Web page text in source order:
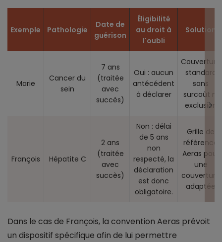
Exemple Pathologie
Date de
guérison
Éligibilité
au droit à
l'oubli
Solution
Marie
Cancer du
sein
7 ans
(traitée
avec
succès)
Oui : aucun
antécédent
à déclarer
Couverture
standard
sans
surcoût ni
exclusion
François Hépatite C
2 ans
(traitée
avec
succès)
Non : délai
de 5 ans
non
respecté, la
déclaration
est donc
obligatoire.
Grille de
référence
Aeras pour
une
couverture
adaptée
Dans le cas de François, la convention Aeras prévoit
un dispositif spécifique afin de lui permettre